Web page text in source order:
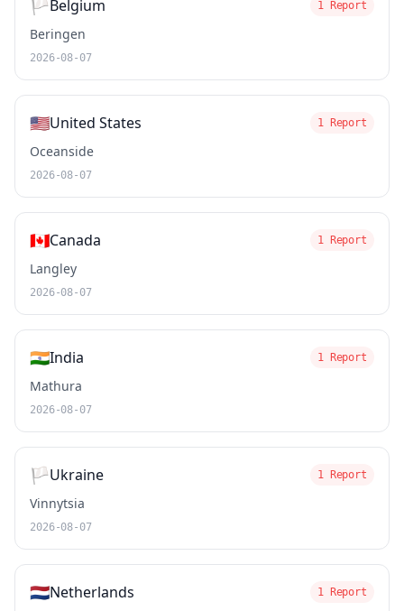
🏳️Belgium 1 Report
Beringen
2026-08-07
🇺🇸United States 1 Report
Oceanside
2026-08-07
🇨🇦Canada 1 Report
Langley
2026-08-07
🇮🇳India 1 Report
Mathura
2026-08-07
🏳️Ukraine 1 Report
Vinnytsia
2026-08-07
🇳🇱Netherlands 1 Report